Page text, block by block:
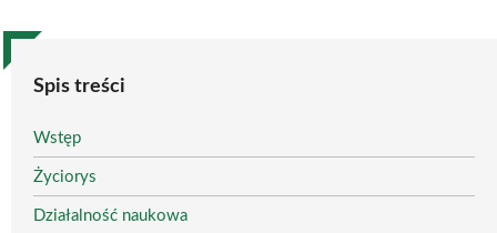
Spis treści
Wstęp
Życiorys
Działalność naukowa